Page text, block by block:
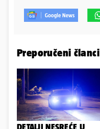
Preporučeni članci
DETALJI NESREĆE U